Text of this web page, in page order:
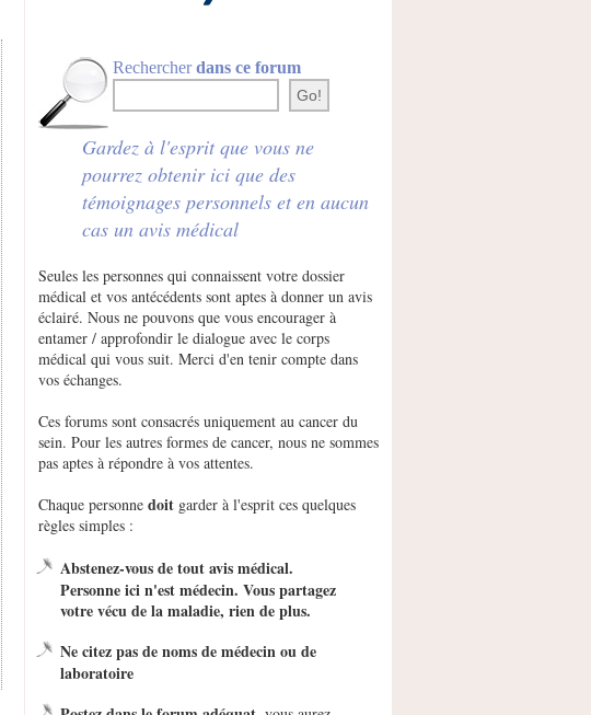
Rechercherdans ce forum
Gardez à l'esprit que vous ne
pourrez obtenir ici que des
témoignages personnels et en aucun
cas un avis médical
Seules les personnes qui connaissent votre dossier
médical et vos antécédents sont aptes à donner un avis
éclairé. Nous ne pouvons que vous encourager à
entamer / approfondir le dialogue avec le corps
médical qui vous suit. Merci d'en tenir compte dans
vos échanges.
Ces forums sont consacrés uniquement au cancer du
sein. Pour les autres formes de cancer, nous ne sommes
pas aptes à répondre à vos attentes.
Chaque personne doit garder à l'esprit ces quelques
règles simples :
Abstenez-vous de tout avis médical.
Personne ici n'est médecin. Vous partagez
votre vécu de la maladie, rien de plus.
Ne citez pas de noms de médecin ou de
laboratoire